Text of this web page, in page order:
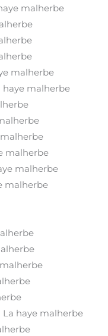
malherbe
malherbe
haye malherbe
malherbe
malherbe
malherbe
La haye malherbe